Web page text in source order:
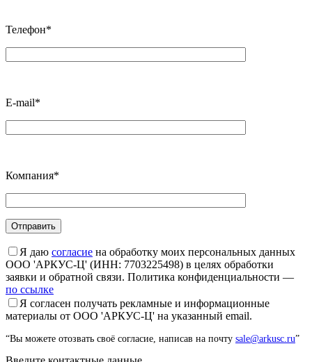
Телефон*
E-mail*
Компания*
Я даю согласие на обработку моих персональных данных
ООО 'АРКУС-Ц' (ИНН: 7703225498) в целях обработки
заявки и обратной связи. Политика конфиденциальности —
по ссылке
Я согласен получать рекламные и информационные
материалы от ООО 'АРКУС-Ц' на указанный email.
“Вы можете отозвать своё согласие, написав на почту sale@arkusc.ru”